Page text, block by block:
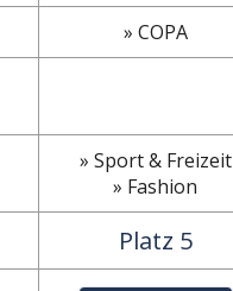
» COPA
» Sport & Freizeit
» Fashion
Platz 5